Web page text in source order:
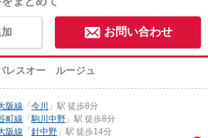
お問い合わせ
レスオー ルージュ
阪線 「 今川
」駅 徒歩8分
町線 「駒川中野 」駅 徒歩8分
阪線 「 針中野 」駅 徒歩14分